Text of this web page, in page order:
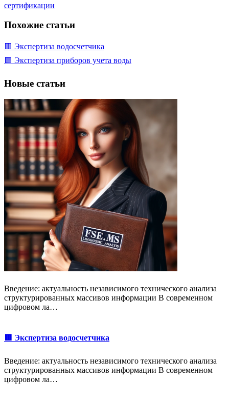
сертификации
Похожие статьи
🟥 Экспертиза водосчетчика
🟩 Экспертиза приборов учета воды
Новые статьи
Введение: актуальность независимого технического анализа
структурированных массивов информации В современном
цифровом ла…
🟥 Экспертиза водосчетчика
Введение: актуальность независимого технического анализа
структурированных массивов информации В современном
цифровом ла…